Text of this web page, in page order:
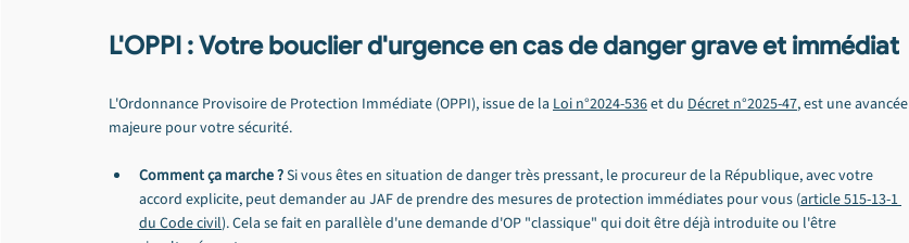
L'OPPI : Votre bouclier d'urgence en cas de danger grave et immédiat
L'Ordonnance Provisoire de Protection Immédiate (OPPI), issue de la Loi n°2024-536 et du Décret n°2025-47, est une avancée
majeure pour votre sécurité.
Comment ça marche ? Si vous êtes en situation de danger très pressant, le procureur de la République, avec votre
accord explicite, peut demander au JAF de prendre des mesures de protection immédiates pour vous (article 515-13-1
du Code civil). Cela se fait en parallèle d'une demande d'OP "classique" qui doit être déjà introduite ou l'être